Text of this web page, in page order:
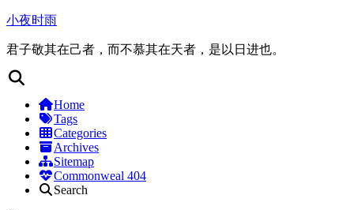
小夜时雨
君子敬其在己者，而不慕其在天者，是以日进也。
Home
Tags
Categories
Archives
Sitemap
Commonweal 404
Search